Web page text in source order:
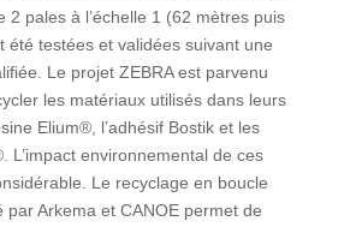
2 pales à l’échelle 1 (62 mètres puis
été testées et validées suivant une
Le projet ZEBRA est parvenu
les matériaux utilisés dans leurs
Elium®, l’adhésif Bostik et les
L’impact environnemental de ces
Le recyclage en boucle
par Arkema et CANOE permet de